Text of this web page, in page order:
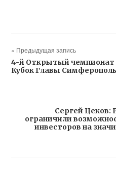
« Предыдущая запись
4-й Открытый чемпионат
Кубок Главы
Сергей Цеков:
ограничили
инвесторов на